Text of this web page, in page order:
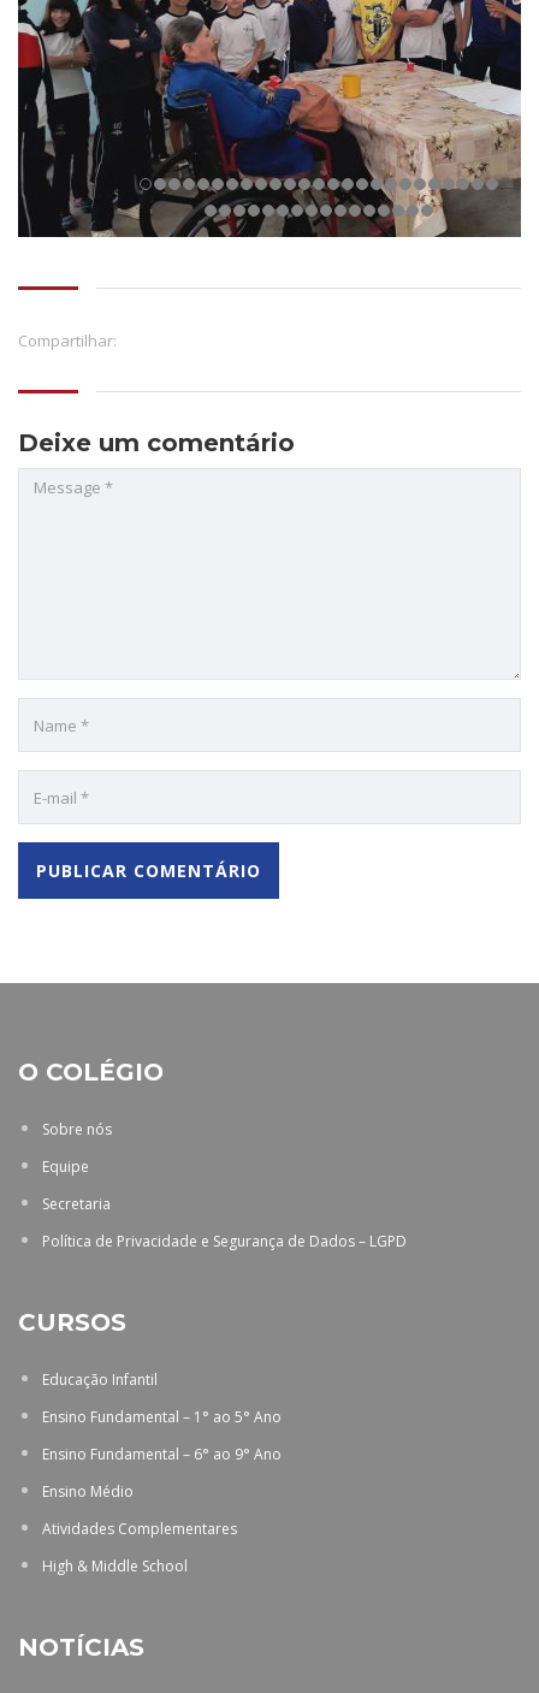
Compartilhar:
Deixe um comentário
O COLÉGIO
Sobre nós
Equipe
Secretaria
Política de Privacidade e Segurança de Dados – LGPD
CURSOS
Educação Infantil
Ensino Fundamental – 1° ao 5° Ano
Ensino Fundamental – 6° ao 9° Ano
Ensino Médio
Atividades Complementares
High & Middle School
NOTÍCIAS